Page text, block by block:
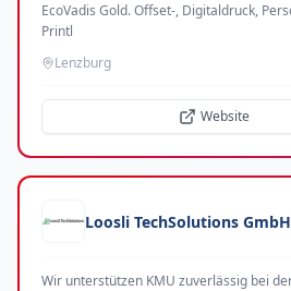
EcoVadis Gold. Offset-, Digitaldruck,
Printl
Lenzburg
Website
Loosli TechSolutions GmbH
Wir unterstützen KMU zuverlässig bei